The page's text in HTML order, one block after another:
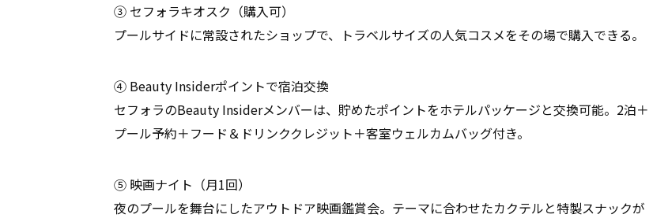
③ セフォラキオスク（購入可）
プールサイドに常設されたショップで、トラベルサイズの人気コスメをその場で購入できる。
④ Beauty Insiderポイントで宿泊交換
セフォラのBeauty Insiderメンバーは、貯めたポイントをホテルパッケージと交換可能。2泊＋
プール予約＋フード＆ドリンククレジット＋客室ウェルカムバッグ付き。
⑤ 映画ナイト（月1回）
夜のプールを舞台にしたアウトドア映画鑑賞会。テーマに合わせたカクテルと特製スナックが